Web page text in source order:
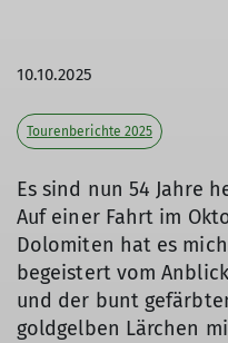
10.10.2025
Tourenberichte 2025
Es sind nun 54 Jahre
Auf einer Fahrt im
Dolomiten hat es
begeistert vom
und der bunt
goldgelben Lärchen